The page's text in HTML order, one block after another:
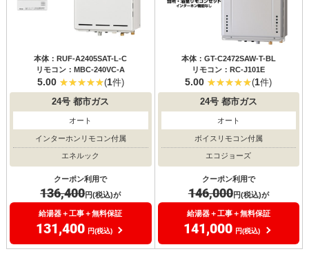
本体：RUF-A2405SAT-L-C
リモコン：MBC-240VC-A
5.00 (1件)
24号 都市ガス
オート
インターホンリモコン付属
エネルック
クーポン利用で
136,400円(税込)が
給湯器＋工事＋無料保証
131,400 円(税込)
本体：GT-C2472SAW-T-BL
リモコン：RC-J101E
5.00 (1件)
24号都市ガス
オート
ボイスリモコン付属
エコジョーズ
クーポン利用で
146,000円(税込)が
給湯器＋工事＋無料保証
141,000 円(税込)